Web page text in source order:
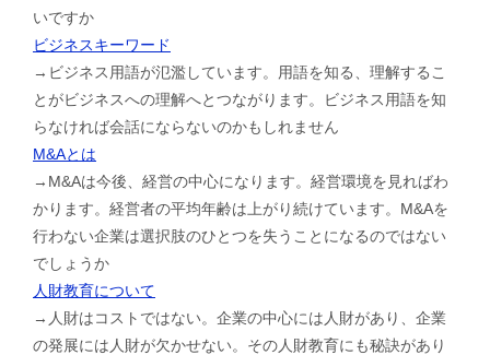
いですか
ビジネスキーワード
→ビジネス用語が氾濫しています。用語を知る、理解するこ
とがビジネスへの理解へとつながります。ビジネス用語を知
らなければ会話にならないのかもしれません
M&Aとは
→M&Aは今後、経営の中心になります。経営環境を見ればわ
かります。経営者の平均年齢は上がり続けています。M&Aを
行わない企業は選択肢のひとつを失うことになるのではない
でしょうか
人財教育について
→人財はコストではない。企業の中心には人財があり、企業
の発展には人財が欠かせない。その人財教育にも秘訣があり